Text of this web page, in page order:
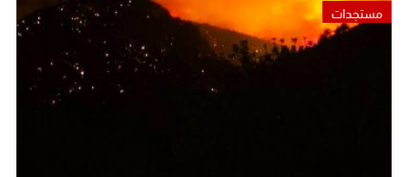
مستجدات